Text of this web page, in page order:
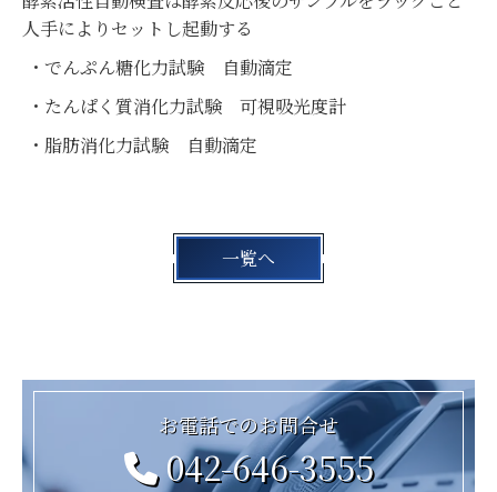
人手によりセットし起動する
でんぷん糖化力試験 自動滴定
たんぱく質消化力試験 可視吸光度計
脂肪消化力試験 自動滴定
一覧へ
お電話でのお問合せ
042-646-3555